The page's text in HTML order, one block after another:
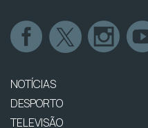
NOTÍCIAS
DESPORTO
TELEVISÃO